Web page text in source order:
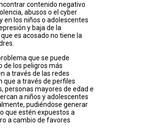
contenido negativo
abusos o el cyber
en los niños o adolescentes
y baja de la
es acosado no tiene la
que se puede
de los peligros más
a través de las redes
que a través de perfiles
personas mayores de edad e
a niños y adolescentes
pudiéndose generar
que estén expuestos a
a cambio de favores